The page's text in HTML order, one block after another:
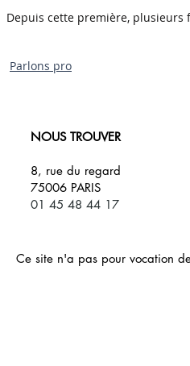
Depuis cette première, plusieurs
Parlons pro
NOUS TROUVER
8, rue du regard
75006 PARIS
01 45 48 44 17
Ce site n'a pas pour vocation